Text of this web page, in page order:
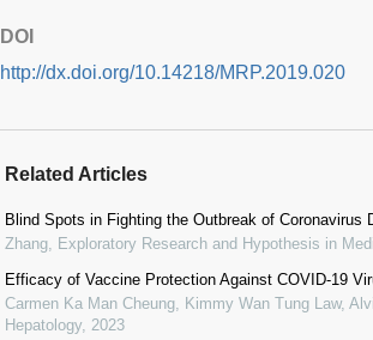
DOI
http://dx.doi.org/10.14218/MRP.2019.020
Related Articles
Blind Spots in Fighting the Outbreak of Coronavirus
Zhang Exploratory Research and Hypothesis in
Efficacy of Vaccine Protection Against COVID-19
Carmen Ka Man Cheung, Kimmy Wan Tung Law,
Hepatology, 2023